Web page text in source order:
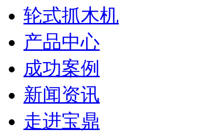
轮式抓木机
产品中心
成功案例
新闻资讯
走进宝鼎